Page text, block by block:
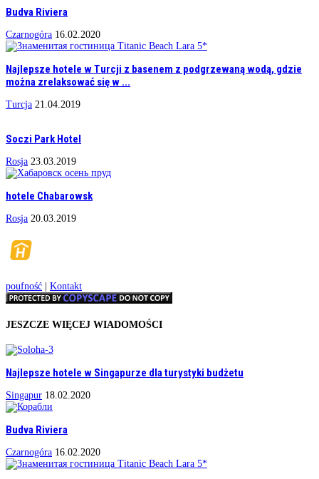
Budva Riviera
Czarnogóra 16.02.2020
Najlepsze hotele w Turcji z basenem z podgrzewaną wodą, gdzie
można zrelaksować się w ...
Turcja 21.04.2019
Soczi Park Hotel
Rosja 23.03.2019
hotele Chabarowsk
Rosja 20.03.2019
poufność | Kontakt
JESZCZE WIĘCEJ WIADOMOŚCI
Najlepsze hotele w Singapurze dla turystyki budżetu
Singapur 18.02.2020
Budva Riviera
Czarnogóra 16.02.2020